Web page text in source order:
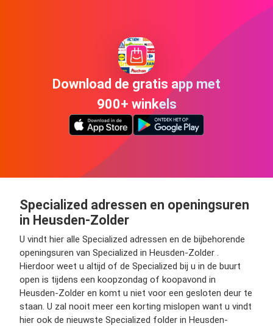
Download de gratis app met
900+ winkels
Specialized adressen en openingsuren
in Heusden-Zolder
U vindt hier alle Specialized adressen en de bijbehorende
openingsuren van Specialized in Heusden-Zolder .
Hierdoor weet u altijd of de Specialized bij u in de buurt
open is tijdens een koopzondag of koopavond in
Heusden-Zolder en komt u niet voor een gesloten deur te
staan. U zal nooit meer een korting mislopen want u vindt
hier ook de nieuwste Specialized folder in Heusden-